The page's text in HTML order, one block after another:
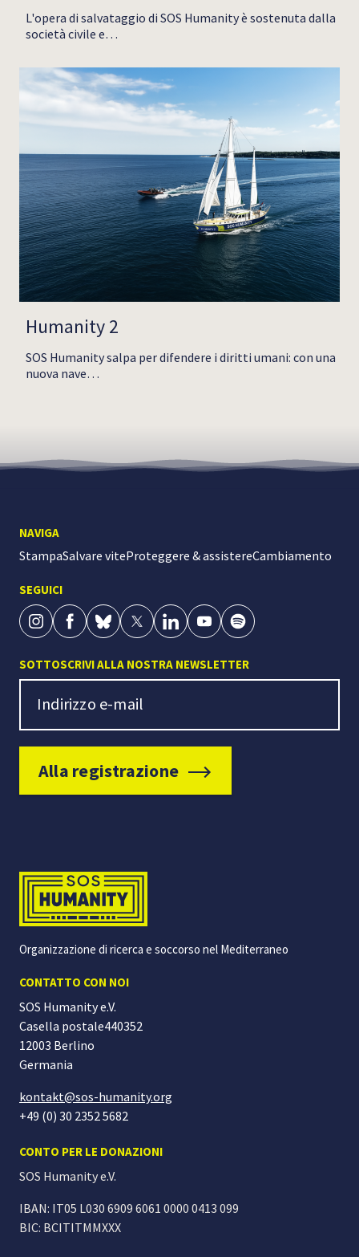
L'opera di salvataggio di SOS Humanity è sostenuta dalla
società civile e…
Humanity 2
SOS Humanity salpa per difendere i diritti umani: con una
nuova nave…
NAVIGA
StampaSalvare viteProteggere & assistereCambiamento
SEGUICI
SOTTOSCRIVI ALLA NOSTRA NEWSLETTER
Newsletter Signup
Indirizzo e-mail
Alla registrazione
Organizzazione di ricerca e soccorso nel Mediterraneo
CONTATTO CON NOI
SOS Humanity e.V.
Casella postale440352
12003 Berlino
Germania
kontakt@sos-humanity.org
+49 (0) 30 2352 5682
CONTO PER LE DONAZIONI
SOS Humanity e.V.
IBAN: IT05 L030 6909 6061 0000 0413 099
BIC: BCITITMMXXX